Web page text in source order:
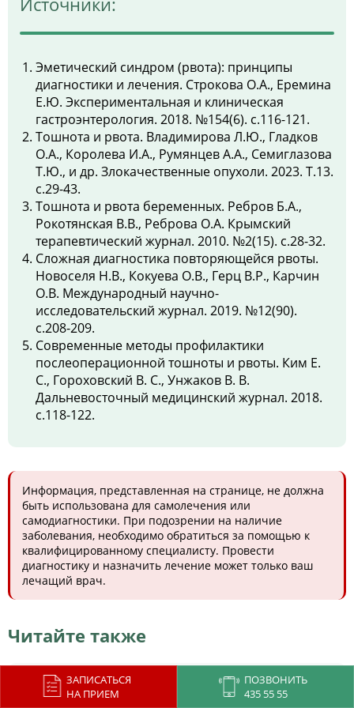
ЗАПИСАТЬСЯ
НА ПРИЕМ
ПОЗВОНИТЬ
435 55 55
принимать растворы электролитов.
Эметический синдром (рвота): принципы
диагностики и лечения. Строкова О.А., Еремина
Е.Ю. Экспериментальная и клиническая
гастроэнтерология. 2018. №154(6). с.116-121.
Тошнота и рвота. Владимирова Л.Ю., Гладков
О.А., Королева И.А., Румянцев А.А., Семиглазова
Т.Ю., и др. Злокачественные опухоли. 2023. Т.13.
с.29-43.
Тошнота и рвота беременных. Ребров Б.А.,
Рокотянская В.В., Реброва О.А. Крымский
терапевтический журнал. 2010. №2(15). с.28-32.
Сложная диагностика повторяющейся рвоты.
Новоселя Н.В., Кокуева О.В., Герц В.Р., Карчин
О.В. Международный научно-
исследовательский журнал. 2019. №12(90).
с.208-209.
Современные методы профилактики
послеоперационной тошноты и рвоты. Ким Е.
С., Гороховский В. С., Унжаков В. В.
Дальневосточный медицинский журнал. 2018.
с.118-122.
Информация, представленная на странице, не должна
быть использована для самолечения или
самодиагностики. При подозрении на наличие
заболевания, необходимо обратиться за помощью к
квалифицированному специалисту. Провести
диагностику и назначить лечение может только ваш
лечащий врач.
Читайте также